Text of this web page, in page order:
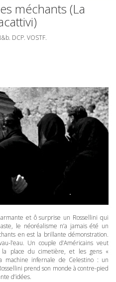
méchants (La
DCP. VOSTF.
et ô surprise un Rossellini qui
le néoréalisme n’a jamais été un
en est la brillante démonstration.
l’eau. Un couple d’Américains veut
place du cimetière, et les gens «
machine infernale de Celestino : un
prend son monde à contre-pied
d’idées.